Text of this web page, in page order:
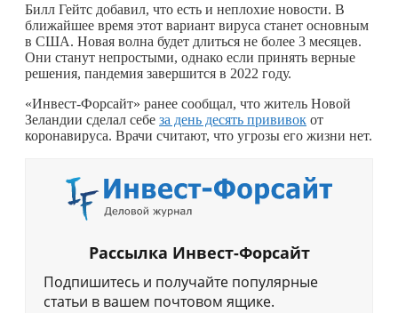
Билл Гейтс добавил, что есть и неплохие новости. В
ближайшее время этот вариант вируса станет основным
в США. Новая волна будет длиться не более 3 месяцев.
Они станут непростыми, однако если принять верные
решения, пандемия завершится в 2022 году.
«Инвест-Форсайт» ранее сообщал, что житель Новой
Зеландии сделал себе за день десять прививок от
коронавируса. Врачи считают, что угрозы его жизни нет.
Рассылка Инвест-Форсайт
Подпишитесь и получайте популярные
статьи в вашем почтовом ящике.